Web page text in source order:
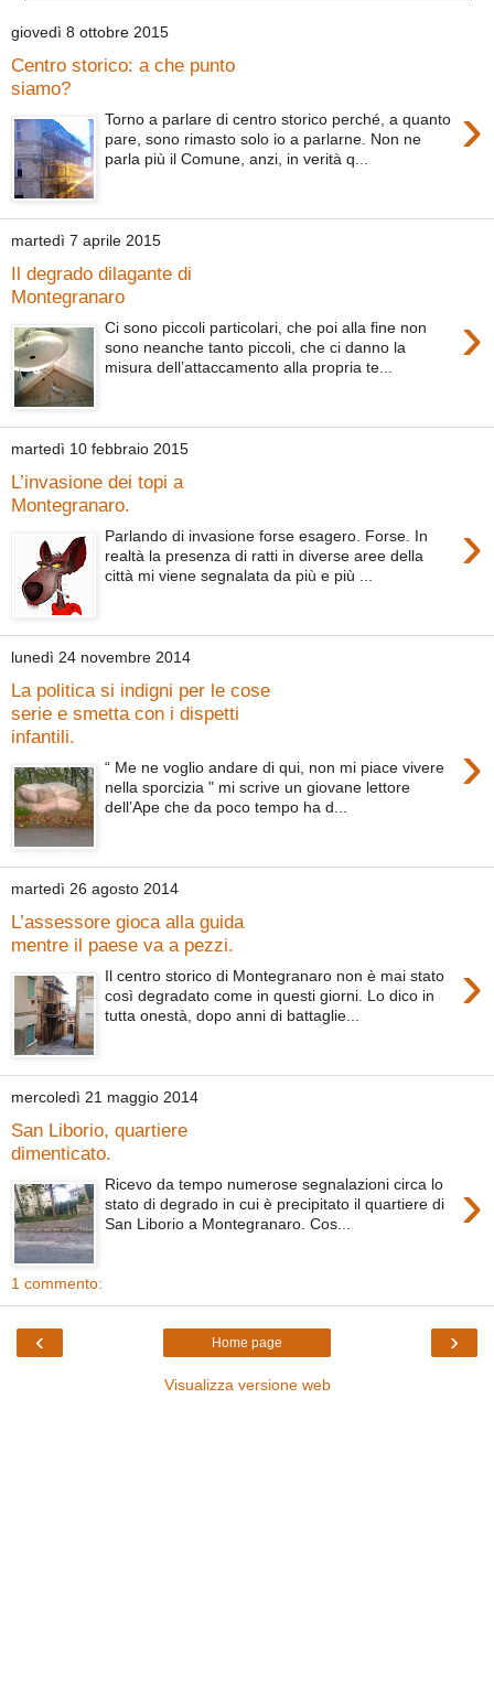
giovedì 8 ottobre 2015
Centro storico: a che punto
siamo?
›
Torno a parlare di centro storico perché, a quanto
pare, sono rimasto solo io a parlarne. Non ne
parla più il Comune, anzi, in verità q...
martedì 7 aprile 2015
Il degrado dilagante di
Montegranaro
›
Ci sono piccoli particolari, che poi alla fine non
sono neanche tanto piccoli, che ci danno la
misura dell’attaccamento alla propria te...
martedì 10 febbraio 2015
L’invasione dei topi a
Montegranaro.
›
Parlando di invasione forse esagero. Forse. In
realtà la presenza di ratti in diverse aree della
città mi viene segnalata da più e più ...
lunedì 24 novembre 2014
La politica si indigni per le cose
serie e smetta con i dispetti
infantili.
›
“ Me ne voglio andare di qui, non mi piace vivere
nella sporcizia " mi scrive un giovane lettore
dell’Ape che da poco tempo ha d...
martedì 26 agosto 2014
L’assessore gioca alla guida
mentre il paese va a pezzi.
›
Il centro storico di Montegranaro non è mai stato
così degradato come in questi giorni. Lo dico in
tutta onestà, dopo anni di battaglie...
mercoledì 21 maggio 2014
San Liborio, quartiere
dimenticato.
›
Ricevo da tempo numerose segnalazioni circa lo
stato di degrado in cui è precipitato il quartiere di
San Liborio a Montegranaro. Cos...
1 commento:
‹ ›
Home page
Visualizza versione web